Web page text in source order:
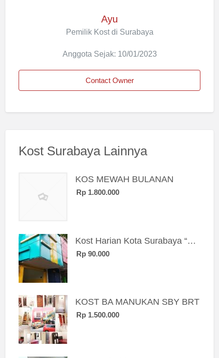
Ayu
Pemilik Kost di Surabaya
Anggota Sejak: 10/01/2023
Contact Owner
Kost Surabaya Lainnya
KOS MEWAH BULANAN
Rp 1.800.000
Kost Harian Kota Surabaya “Sierra Kost”
Rp 90.000
KOST BA MANUKAN SBY BRT
Rp 1.500.000